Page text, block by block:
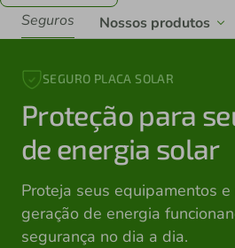
Seguros
Nossos produtos
SEGURO PLACA SOLAR
Proteção para
de energia solar
Proteja seus equipamentos
geração de energia
segurança no dia a dia.